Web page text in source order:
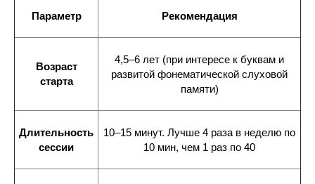
Параметр Рекомендация
Возраст
старта
4,5–6 лет (при интересе к буквам и
развитой фонематической слуховой
памяти)
Длительность
сессии
10–15 минут. Лучше 4 раза в неделю по
10 мин, чем 1 раз по 40